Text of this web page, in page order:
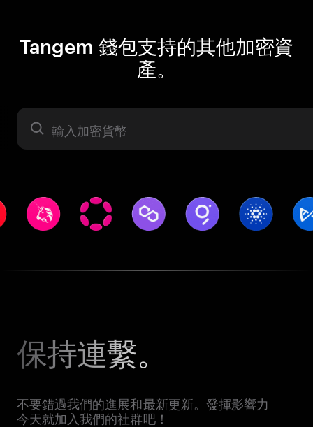
Tangem 錢包支持的其他加密資
產。
資產
保持連繫。
不要錯過我們的進展和最新更新。發揮影響力 —
今天就加入我們的社群吧！